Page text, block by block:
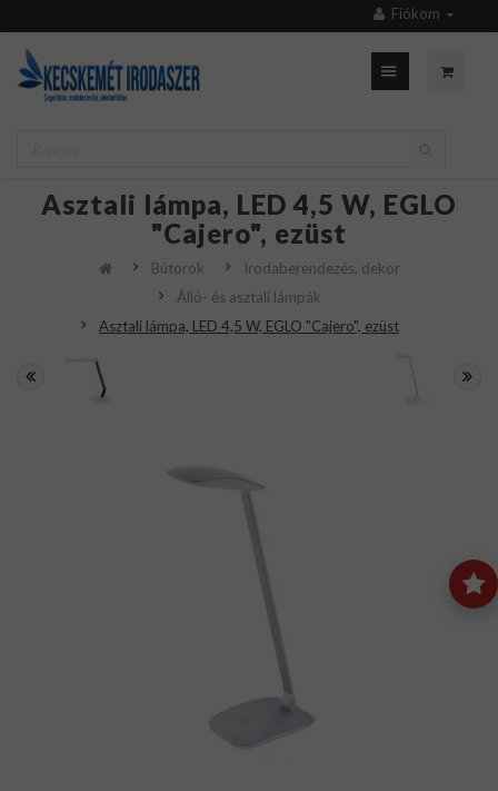
Fiókom
Asztali lámpa, LED 4,5 W, EGLO
"Cajero", ezüst
Bútorok
Irodaberendezés, dekor
Álló- és asztali lámpák
Asztali lámpa, LED 4,5 W, EGLO "Cajero", ezüst